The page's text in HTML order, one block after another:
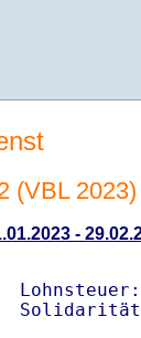
(VBL 2023)
-